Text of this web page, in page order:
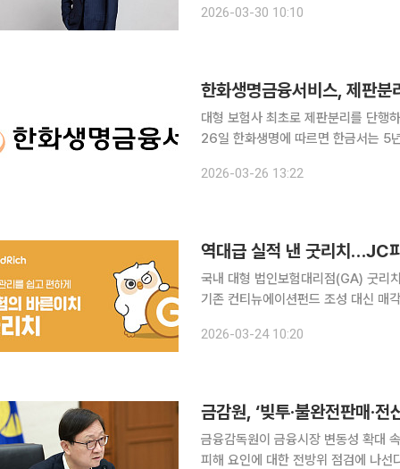
에 육박한다. 평균 연령 30대 중심의
2026-03-30 10:10
한화생명금융서비스, 제판
대형 보험사 최초로 제판분리를 단행
26일 한화생명에 따르면 한금서는 5
30개 법인보험대리점(GA) 평균
2026-03-26 13:22
역대급 실적 낸 굿리치…JC
국내 대형 법인보험대리점(GA) 굿리
기존 컨티뉴에이션펀드 조성 대신 매
이된다. 24일 투자은행(IB) 업계
2026-03-24 10:20
금감원, ‘빚투·불완전판매·
금융감독원이 금융시장 변동성 확대
피해 요인에 대한 전방위 점검에 나선